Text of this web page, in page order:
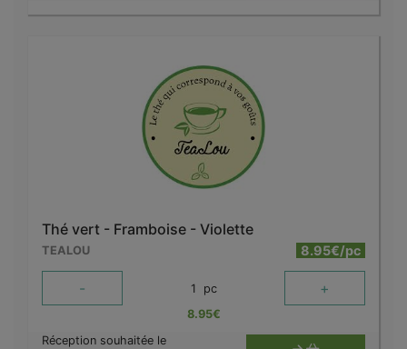
Thé vert - Framboise - Violette
TEALOU 8.95€/pc
- 1 pc +
8.95€
Réception souhaitée le